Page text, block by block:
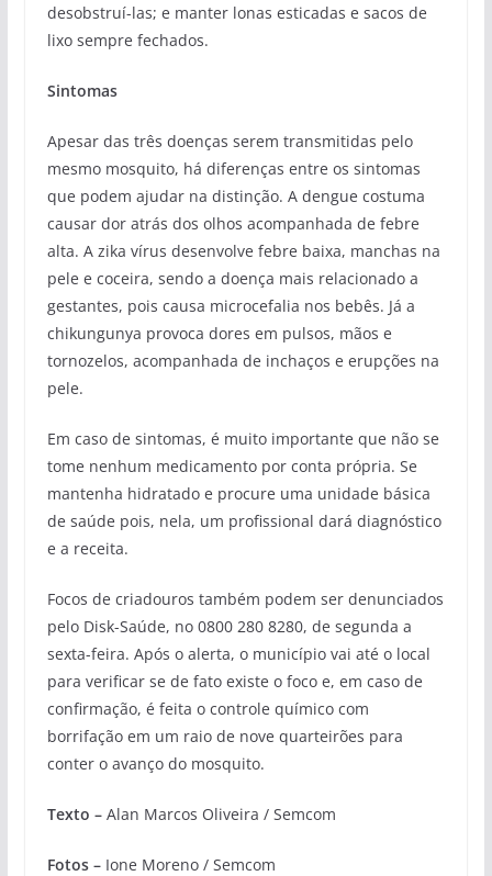
desobstruí-las; e manter lonas esticadas e sacos de
lixo sempre fechados.
Sintomas
Apesar das três doenças serem transmitidas pelo
mesmo mosquito, há diferenças entre os sintomas
que podem ajudar na distinção. A dengue costuma
causar dor atrás dos olhos acompanhada de febre
alta. A zika vírus desenvolve febre baixa, manchas na
pele e coceira, sendo a doença mais relacionado a
gestantes, pois causa microcefalia nos bebês. Já a
chikungunya provoca dores em pulsos, mãos e
tornozelos, acompanhada de inchaços e erupções na
pele.
Em caso de sintomas, é muito importante que não se
tome nenhum medicamento por conta própria. Se
mantenha hidratado e procure uma unidade básica
de saúde pois, nela, um profissional dará diagnóstico
e a receita.
Focos de criadouros também podem ser denunciados
pelo Disk-Saúde, no 0800 280 8280, de segunda a
sexta-feira. Após o alerta, o município vai até o local
para verificar se de fato existe o foco e, em caso de
confirmação, é feita o controle químico com
borrifação em um raio de nove quarteirões para
conter o avanço do mosquito.
Texto –Alan Marcos Oliveira / Semcom
Fotos –Ione Moreno / Semcom